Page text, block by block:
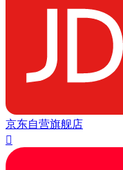
京东自营旗舰店
